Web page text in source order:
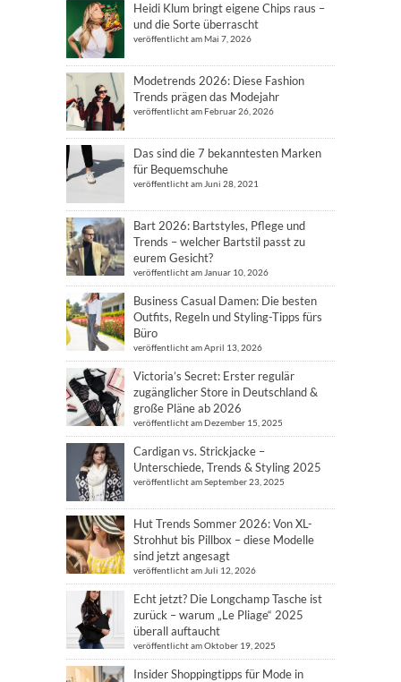
Heidi Klum bringt eigene Chips raus –
und die Sorte überrascht
veröffentlicht am Mai 7, 2026
Modetrends 2026: Diese Fashion
Trends prägen das Modejahr
veröffentlicht am Februar 26, 2026
Das sind die 7 bekanntesten Marken
für Bequemschuhe
veröffentlicht am Juni 28, 2021
Bart 2026: Bartstyles, Pflege und
Trends – welcher Bartstil passt zu
eurem Gesicht?
veröffentlicht am Januar 10, 2026
Business Casual Damen: Die besten
Outfits, Regeln und Styling-Tipps fürs
Büro
veröffentlicht am April 13, 2026
Victoria’s Secret: Erster regulär
zugänglicher Store in Deutschland &
große Pläne ab 2026
veröffentlicht am Dezember 15, 2025
Cardigan vs. Strickjacke –
Unterschiede, Trends & Styling 2025
veröffentlicht am September 23, 2025
Hut Trends Sommer 2026: Von XL-
Strohhut bis Pillbox – diese Modelle
sind jetzt angesagt
veröffentlicht am Juli 12, 2026
Echt jetzt? Die Longchamp Tasche ist
zurück – warum „Le Pliage“ 2025
überall auftaucht
veröffentlicht am Oktober 19, 2025
Insider Shoppingtipps für Mode in